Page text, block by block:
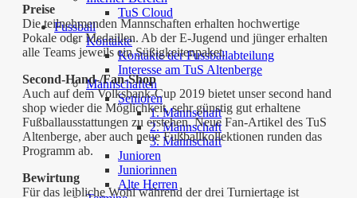
TuS Cloud
Fussball
Kontakte
Kontakte der Fussballabteilung
Interesse am TuS Altenberge
Mannschaften
Senioren
1. Mannschaft
2. Mannschaft
3. Mannschaft
Junioren
Juniorinnen
Alte Herren
Preise
Die teilnehmenden Mannschaften erhalten hochwertige
Pokale oder Medaillen. Ab der E-Jugend und jünger erhalten
alle Teams jeweils ein Süßigkeitenpaket.
Second-Hand-/Fan-Shop
Auch auf dem Volksbank-Cup 2019 bietet unser second hand
shop wieder die Möglichkeit, sehr günstig gut erhaltene
Fußballausstattungen zu erstehen. Neue Fan-Artikel des TuS
Altenberge, aber auch neue Fußballkollektionen runden das
Programm ab.
Bewirtung
Für das leibliche Wohl während der drei Turniertage ist